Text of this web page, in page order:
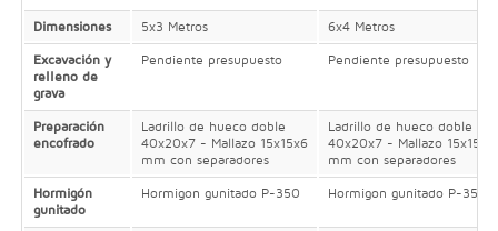
Dimensiones 5x3 Metros
6x4 Metros
Excavación y
relleno de
grava
Pendiente presupuesto Pendiente presupuesto
Preparación
encofrado
Ladrillo de hueco doble
40x20x7 - Mallazo 15x15x6
mm con separadores
Ladrillo de hueco doble
40x20x7 - Mallazo 15x15x6
mm con separadores
Hormigón
gunitado
Hormigon gunitado P-350 Hormigon gunitado P-350